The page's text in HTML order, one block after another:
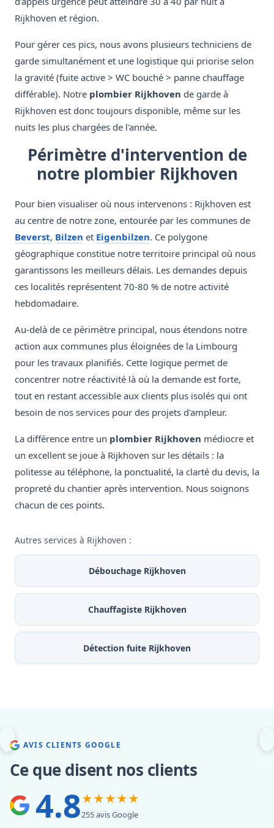
Rijkhoven et région.
Pour gérer ces pics, nous avons plusieurs techniciens de
garde simultanément et une logistique qui priorise selon
la gravité (fuite active > WC bouché > panne chauffage
différable). Notre plombier Rijkhoven de garde à
Rijkhoven est donc toujours disponible, même sur les
nuits les plus chargées de l'année.
Périmètre d'intervention de
notre plombier Rijkhoven
Pour bien visualiser où nous intervenons : Rijkhoven est
au centre de notre zone, entourée par les communes de
Beverst, Bilzen et Eigenbilzen. Ce polygone
géographique constitue notre territoire principal où nous
garantissons les meilleurs délais. Les demandes depuis
ces localités représentent 70-80 % de notre activité
hebdomadaire.
Au-delà de ce périmètre principal, nous étendons notre
action aux communes plus éloignées de la Limbourg
pour les travaux planifiés. Cette logique permet de
concentrer notre réactivité là où la demande est forte,
tout en restant accessible aux clients plus isolés qui ont
besoin de nos services pour des projets d'ampleur.
La différence entre un plombier Rijkhoven médiocre et
un excellent se joue à Rijkhoven sur les détails : la
politesse au téléphone, la ponctualité, la clarté du devis, la
propreté du chantier après intervention. Nous soignons
chacun de ces points.
Autres services à Rijkhoven :
Débouchage Rijkhoven
Chauffagiste Rijkhoven
Détection fuite Rijkhoven
AVIS CLIENTS GOOGLE
Ce que disent nos clients
4.8★★★★★
255 avis Google